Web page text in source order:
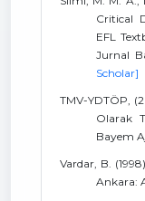
Critical
EFL
Jurnal
Scholar]
TMV-YDTÖP,
Olarak
Bayem
Vardar, B.
Ankara: